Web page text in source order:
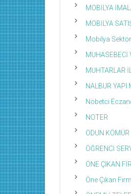
MOBİLYA
MOBİLYA
Mobilya
MUHASEBECİ
MUHTARLAR
NALBUR YAPI
Nöbetci
NOTER
ODUN KÖMÜR
ÖĞRENCİ
ÖNE ÇIKAN
Öne Çıkan